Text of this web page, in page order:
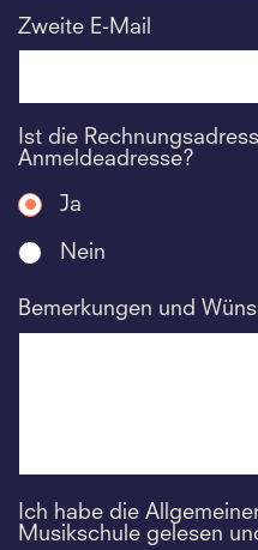
Zweite E-Mail
Ist die
Anmeldeadresse?
Ja
Nein
Bemerkungen und
Ich habe die
Musikschule gelesen